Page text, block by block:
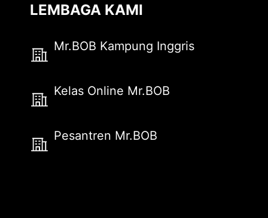
LEMBAGA KAMI
Mr.BOB Kampung Inggris
Kelas Online Mr.BOB
Pesantren Mr.BOB